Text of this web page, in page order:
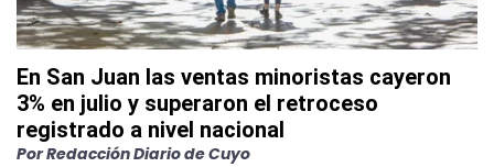
En San Juan las ventas minoristas cayeron
3% en julio y superaron el retroceso
registrado a nivel nacional
PorRedacción Diario de Cuyo